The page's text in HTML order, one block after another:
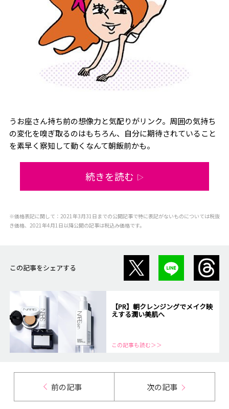
うお座さん持ち前の想像力と気配りがリンク。周囲の気持ち
の変化を嗅ぎ取るのはもちろん、自分に期待されていること
を素早く察知して動くなんて朝飯前かも。
続きを読む ▷
※価格表記に関して：2021年3月31日までの公開記事で特に表記がないものについては税抜
き価格、2021年4月1日以降公開の記事は税込み価格です。
この記事をシェアする
【PR】朝クレンジングでメイク映
えする潤い美肌へ
この記事も読む＞＞
前の記事 次の記事